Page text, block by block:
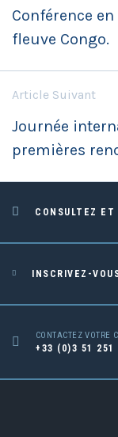
Conférence
fleuve Congo.
Article Suivant
Journée
premières
CONSULTEZ ET
INSCRIVEZ-
CONTACTEZ VOTRE
+33 (0)3 51 251